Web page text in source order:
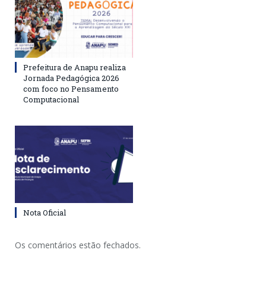
Prefeitura de Anapu realiza
Jornada Pedagógica 2026
com foco no Pensamento
Computacional
Nota Oficial
Os comentários estão fechados.